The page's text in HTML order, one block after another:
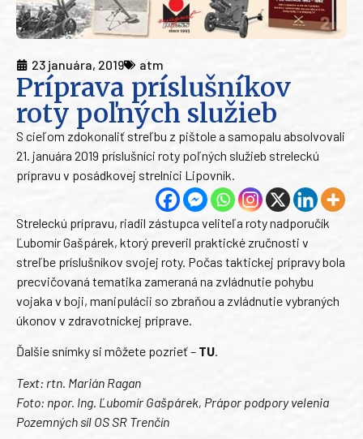
23 januára, 2019 atm
Príprava príslušníkov
roty poľných služieb
S cieľom zdokonaliť streľbu z pištole a samopalu absolvovali
21. januára 2019 príslušníci roty poľných služieb streleckú
prípravu v posádkovej strelnici Lipovník.
Streleckú prípravu, riadil zástupca veliteľa roty nadporučík
Ľubomír Gašpárek, ktorý preveril praktické zručnosti v
streľbe príslušníkov svojej roty. Počas taktickej prípravy bola
precvičovaná tematika zameraná na zvládnutie pohybu
vojaka v boji, manipulácii so zbraňou a zvládnutie vybraných
úkonov v zdravotníckej príprave.
Ďalšie snímky si môžete pozrieť – TU.
Text: rtn. Marián Ragan
Foto: npor. Ing. Ľubomír Gašpárek, Prápor podpory velenia
Pozemných síl OS SR Trenčín